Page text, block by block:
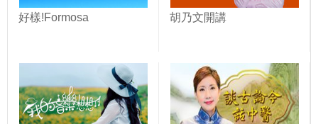
好樣!Formosa 胡乃文開講